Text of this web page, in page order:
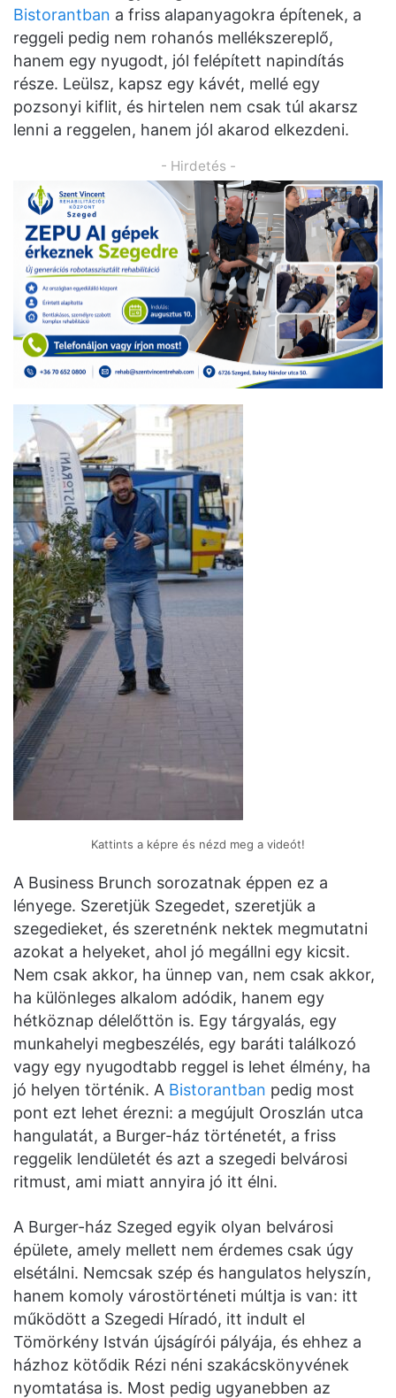
Bistorantban a friss alapanyagokra építenek, a
reggeli pedig nem rohanós mellékszereplő,
hanem egy nyugodt, jól felépített napindítás
része. Leülsz, kapsz egy kávét, mellé egy
pozsonyi kiflit, és hirtelen nem csak túl akarsz
lenni a reggelen, hanem jól akarod elkezdeni.
- Hirdetés -
Kattints a képre és nézd meg a videót!
A Business Brunch sorozatnak éppen ez a
lényege. Szeretjük Szegedet, szeretjük a
szegedieket, és szeretnénk nektek megmutatni
azokat a helyeket, ahol jó megállni egy kicsit.
Nem csak akkor, ha ünnep van, nem csak akkor,
ha különleges alkalom adódik, hanem egy
hétköznap délelőttön is. Egy tárgyalás, egy
munkahelyi megbeszélés, egy baráti találkozó
vagy egy nyugodtabb reggel is lehet élmény, ha
jó helyen történik. A Bistorantban pedig most
pont ezt lehet érezni: a megújult Oroszlán utca
hangulatát, a Burger-ház történetét, a friss
reggelik lendületét és azt a szegedi belvárosi
ritmust, ami miatt annyira jó itt élni.
A Burger-ház Szeged egyik olyan belvárosi
épülete, amely mellett nem érdemes csak úgy
elsétálni. Nemcsak szép és hangulatos helyszín,
hanem komoly várostörténeti múltja is van: itt
működött a Szegedi Híradó, itt indult el
Tömörkény István újságírói pályája, és ehhez a
házhoz kötődik Rézi néni szakácskönyvének
nyomtatása is. Most pedig ugyanebben az